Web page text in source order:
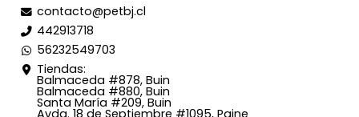
contacto@petbj.cl
442913718
56232549703
Tiendas:
Balmaceda #878, Buin
Balmaceda #880, Buin
Santa María #209, Buin